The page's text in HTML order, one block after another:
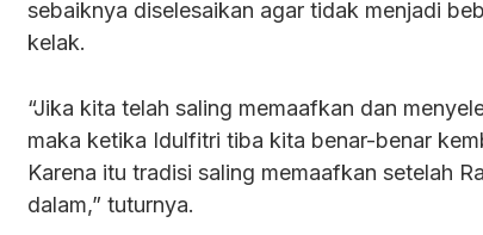
sebaiknya diselesaikan agar tidak menjadi
kelak.
“Jika kita telah saling memaafkan dan
maka ketika Idulfitri tiba kita benar-benar
Karena itu tradisi saling memaafkan setelah
dalam,” tuturnya.